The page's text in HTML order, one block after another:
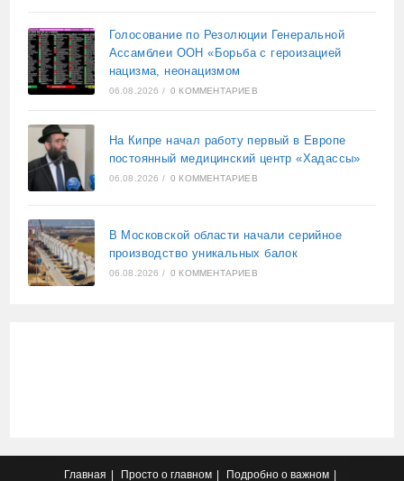
Голосование по Резолюции Генеральной
Ассамблеи ООН «Борьба с героизацией
нацизма, неонацизмом
06.08.2026 / 0 КОММЕНТАРИЕВ
На Кипре начал работу первый в Европе
постоянный медицинский центр «Хадассы»
06.08.2026 / 0 КОММЕНТАРИЕВ
В Московской области начали серийное
производство уникальных балок
06.08.2026 / 0 КОММЕНТАРИЕВ
Главная Просто о главном Подробно о важном